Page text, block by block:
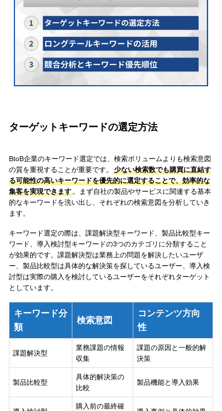
ターゲットキーワードの選定方法
BtoB企業のキーワード選定では、検索ボリュームよりも検索意図
の質を重視することが重要です。
少ない検索数でも購買に直結す
る可能性の高いキーワードを優先的に選定することで、効率的な
集客を実現できます。まず自社の製品やサービスに関連する基本
的なキーワードを洗い出し、それぞれの検索意図を分析していき
ます。
キーワード選定の際は、課題解決型キーワード、製品比較型キー
ワード、導入検討型キーワードの3つのカテゴリに分類すること
が効果的です。課題解決型は業務上の問題を解決したいユーザ
ー、製品比較型は具体的な解決策を探しているユーザー、導入検
討型は実際の購入を検討しているユーザーをそれぞれターゲット
としています。
キーワード分
類
検索意図
コンテンツ方向
性
課題解決型
業務課題の情報
収集
課題の原因と一般的解
決策
製品比較型
具体的解決策の
比較
製品機能と導入効果
購入前の最終確